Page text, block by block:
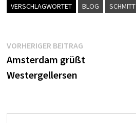
VERSCHLAGWORTET BLOG SCHMITT
Beitragsnavigation
VORHERIGER BEITRAGVorheriger
Beitrag:
Amsterdam grüßt
Westergellersen